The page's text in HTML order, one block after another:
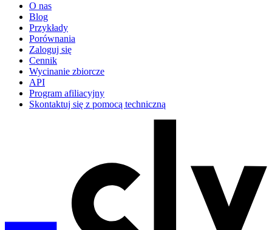
O nas
Blog
Przykłady
Porównania
Zaloguj się
Cennik
Wycinanie zbiorcze
API
Program afiliacyjny
Skontaktuj się z pomocą techniczną